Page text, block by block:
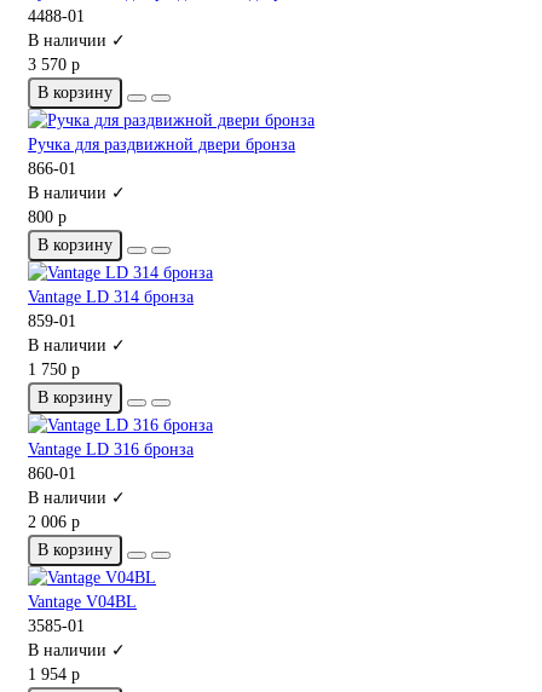
4488-01
В наличии ✓
3 570 р
В корзину
Ручка для раздвижной двери бронза
866-01
В наличии ✓
800 р
В корзину
Vantage LD 314 бронза
859-01
В наличии ✓
1 750 р
В корзину
Vantage LD 316 бронза
860-01
В наличии ✓
2 006 р
В корзину
Vantage V04BL
3585-01
В наличии ✓
1 954 р